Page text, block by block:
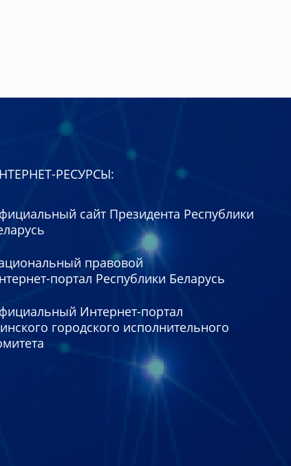
РЕСУРСЫ:
сайт Президента Республики
правовой
портал Республики Беларусь
Интернет-портал
городского исполнительного